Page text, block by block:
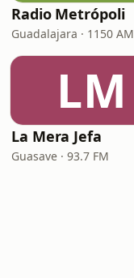
Radio Metrópoli
Guadalajara · 1150 AM
LM
La Mera Jefa
Guasave · 93.7 FM